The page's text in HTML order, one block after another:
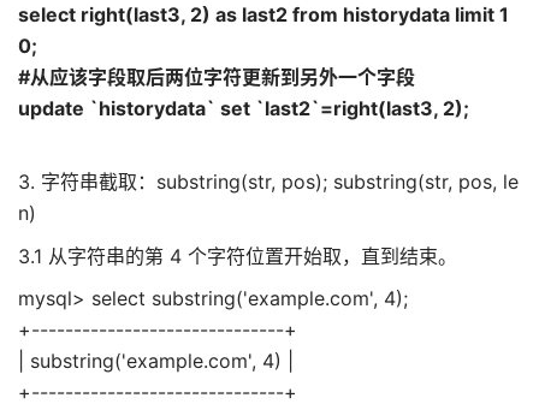
select right(last3, 2) as last2 from historydata limit 1
0;
#从应该字段取后两位字符更新到另外一个字段
update `historydata` set `last2`=right(last3, 2);
3. 字符串截取：substring(str, pos); substring(str, pos, le
n)
3.1 从字符串的第 4 个字符位置开始取，直到结束。
mysql> select substring('example.com', 4);
+------------------------------+
| substring('example.com', 4) |
+------------------------------+